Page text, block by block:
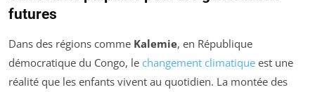
futures
Dans des régions comme Kalemie, en République
démocratique du Congo, le changement climatique est une
réalité que les enfants vivent au quotidien. La montée des